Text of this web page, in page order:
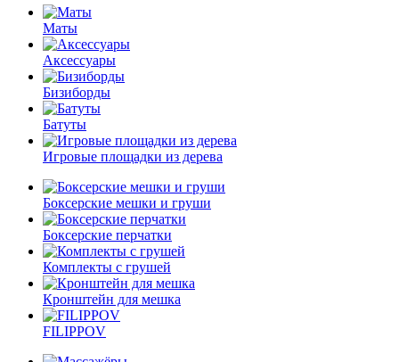
Маты
Аксессуары
Бизиборды
Батуты
Игровые площадки из дерева
Боксерские мешки и груши
Боксерские перчатки
Комплекты с грушей
Кронштейн для мешка
FILIPPOV